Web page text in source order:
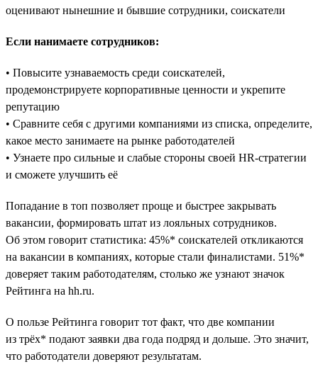
оценивают нынешние и бывшие сотрудники, соискатели
Если нанимаете сотрудников:
• Повысите узнаваемость среди соискателей,
продемонстрируете корпоративные ценности и укрепите
репутацию
• Сравните себя с другими компаниями из списка, определите,
какое место занимаете на рынке работодателей
• Узнаете про сильные и слабые стороны своей HR-стратегии
и сможете улучшить её
Попадание в топ позволяет проще и быстрее закрывать
вакансии, формировать штат из лояльных сотрудников.
Об этом говорит статистика: 45%* соискателей откликаются
на вакансии в компаниях, которые стали финалистами. 51%*
доверяет таким работодателям, столько же узнают значок
Рейтинга на hh.ru.
О пользе Рейтинга говорит тот факт, что две компании
из трёх* подают заявки два года подряд и дольше. Это значит,
что работодатели доверяют результатам.